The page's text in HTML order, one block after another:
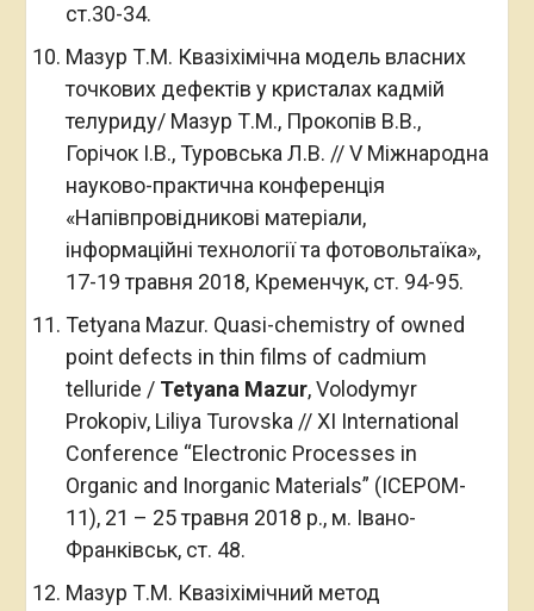
ст.30-34.
Мазур Т.М. Квазіхімічна модель власних
точкових дефектів у кристалах кадмій
телуриду/ Мазур Т.М., Прокопів В.В.,
Горічок І.В., Туровська Л.В. // V Міжнародна
науково-практична конференція
«Напівпровідникові матеріали,
інформаційні технології та фотовольтаїка»,
17-19 травня 2018, Кременчук, ст. 94-95.
Tetyana Mazur. Quasi-chemistry of owned
point defects in thin films of cadmium
telluride / Tetyana Mazur, Volodymyr
Prokopiv, Liliya Turovska // XI International
Conference “Electronic Processes in
Organic and Inorganic Materials” (ICEPOM-
11), 21 – 25 травня 2018 р., м. Івано-
Франківськ, ст. 48.
Мазур Т.М. Квазіхімічний метод